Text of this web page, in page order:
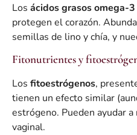
Los ácidos grasos omega-3
protegen el corazón.
semillas de lino y chía, y
Fitonutrientes y
Los fitoestrógenos,
tienen un efecto similar
estrógeno. Pueden ayudar
vaginal.